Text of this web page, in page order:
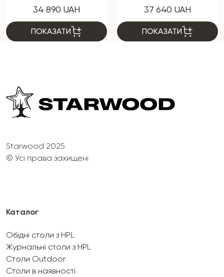
34 890 UAH
ПОКАЗАТИ
37 640 UAH
ПОКАЗАТИ
Starwood 2025
© Усі права захищені
Каталог
Обідні столи з HPL
Журнальні столи з HPL
Столи Outdoor
Столи в наявності